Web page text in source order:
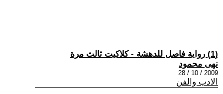
(1) رواية فاصل للدهشة - كلاكيت ثالث مرة
نهى محمود
2009 / 10 / 28
الادب والفن